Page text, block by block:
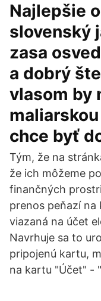
Najlepšie
slovenský
zasa
a dobrý
vlasom by
chce byť
Tým, že na
že ich môžeme
finančných
prenos peňazí
viazaná na účet
Navrhuje sa to
pripojenú kartu,
na kartu "Účet" -